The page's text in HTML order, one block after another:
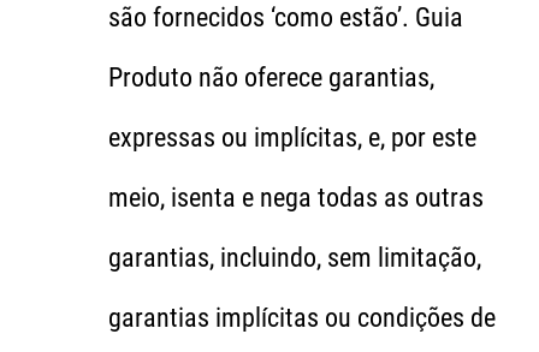
são fornecidos ‘como estão’. Guia
Produto não oferece garantias,
expressas ou implícitas, e, por este
meio, isenta e nega todas as outras
garantias, incluindo, sem limitação,
garantias implícitas ou condições de